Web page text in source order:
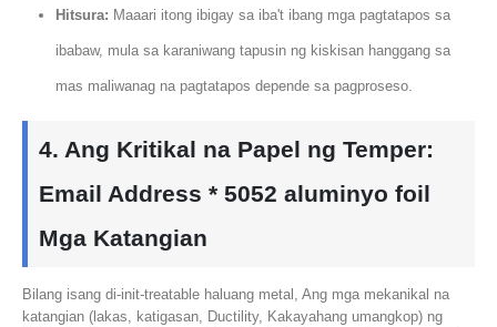
Hitsura: Maaari itong ibigay sa iba't ibang mga pagtatapos sa
ibabaw, mula sa karaniwang tapusin ng kiskisan hanggang sa
mas maliwanag na pagtatapos depende sa pagproseso.
4. Ang Kritikal na Papel ng Temper:
Email Address * 5052 aluminyo foil
Mga Katangian
Bilang isang di-init-treatable haluang metal, Ang mga mekanikal na
katangian (lakas, katigasan, Ductility, Kakayahang umangkop) ng